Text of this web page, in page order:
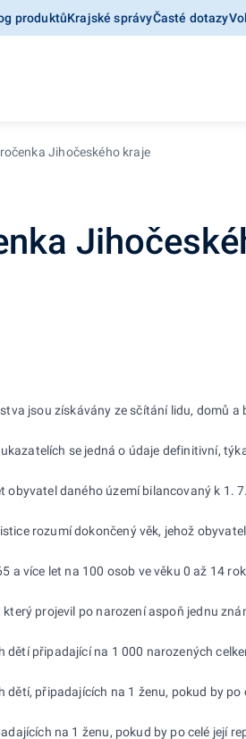
produktůKrajské správyČasté dotazy
Jihočeského kraje
jsou získávány ze sčítání lidu, domů
se jedná o údaje definitivní,
obyvatel daného území bilancovaný k 1.
rozumí dokončený věk, jehož
a více let na 100 osob ve věku 0 až 14
projevil po narození aspoň jednu
dětí připadající na 1 000 narozených
dětí, připadajících na 1 ženu, pokud by
na 1 ženu, pokud by po celé její